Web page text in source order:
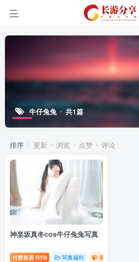
牛仔兔兔 共1篇
排序 更新 浏览 点赞 评论
神楽坂真冬cos牛仔兔兔写真
付费资源 R币8 写真福利 美腿写真照片专题